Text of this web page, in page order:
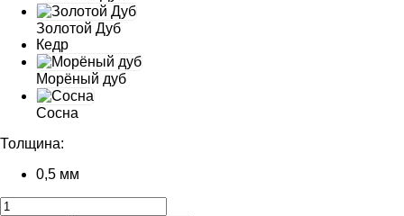
Золотой Дуб
Кедр
Морёный дуб
Сосна
Толщина:
0,5 мм